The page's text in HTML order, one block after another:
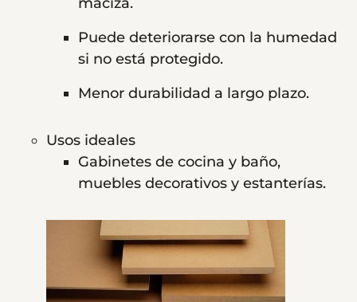
Puede deteriorarse con la humedad
si no está protegido.
Menor durabilidad a largo plazo.
Usos ideales
Gabinetes de cocina y baño,
muebles decorativos y estanterías.